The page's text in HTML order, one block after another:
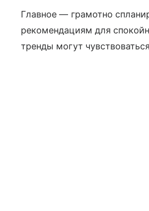
Главное — грамотно
рекомендациям для
тренды могут